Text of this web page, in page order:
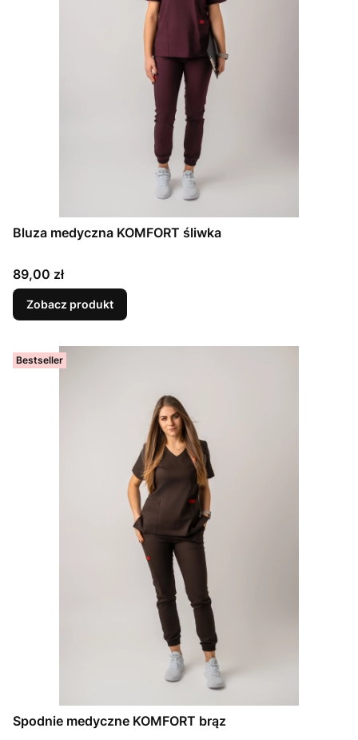
Bluza medyczna KOMFORT śliwka
Cena
89,00 zł
Zobacz produkt
Bestseller
Spodnie medyczne KOMFORT brąz